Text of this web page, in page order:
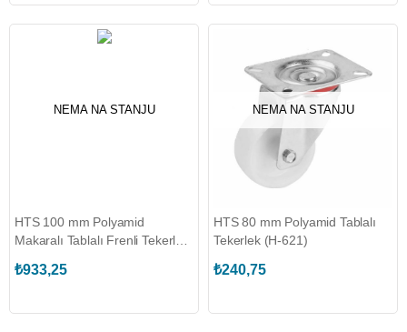
NEMA NA STANJU
HTS 100 mm Polyamid
Makaralı Tablalı Frenli Tekerlek
₺933,25
NEMA NA STANJU
HTS 80 mm Polyamid Tablalı
Tekerlek (H-621)
₺240,75